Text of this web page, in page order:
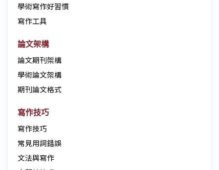
學術寫作好習慣
寫作工具
論文架構
論文期刊架構
學術論文架構
期刊論文格式
寫作技巧
寫作技巧
常見用詞錯誤
文法與寫作